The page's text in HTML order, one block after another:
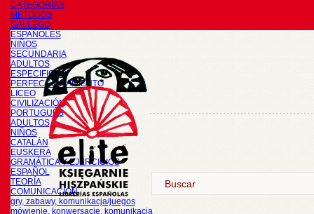
CATEGORÍAS
METODOS
GALLEGO
ESPAÑOLES
NIÑOS
SECUNDARIA
ADULTOS
ESPECIFICOS
PERFECCIONAMIENTO
LICEO
CIVILIZACIÓN
PORTUGUÉS
ADULTOS
NIÑOS
CATALÁN
EUSKERA
GRAMÁTICA Y EJERCICIOS
ESPAÑOL
TEORÍA
COMUNICACIÓN
gry, zabawy, komunikacja/juegos
mówienie, konwersacje, komunikacja